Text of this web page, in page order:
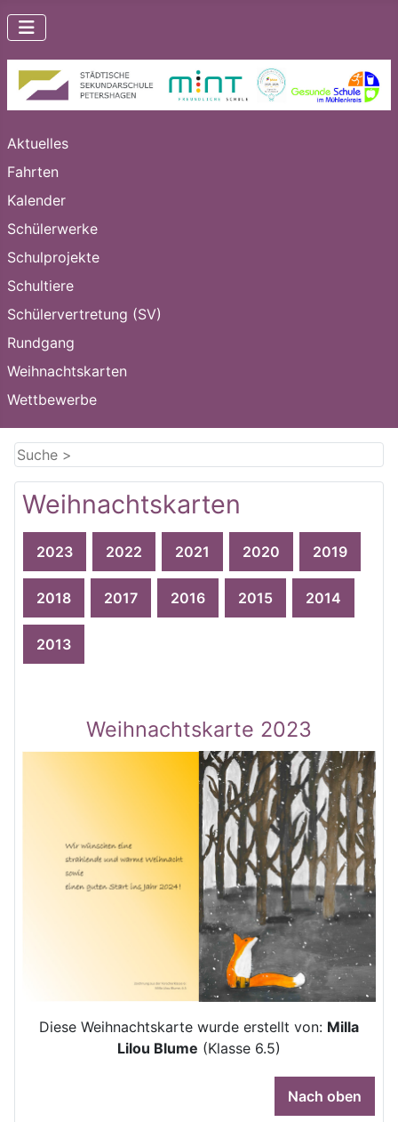
Aktuelles
Fahrten
Kalender
Schülerwerke
Schulprojekte
Schultiere
Schülervertretung (SV)
Rundgang
Weihnachtskarten
Wettbewerbe
Weihnachtskarten
2023 2022 2021 2020 2019
2018 2017 2016 2015 2014
2013
Weihnachtskarte 2023
Diese Weihnachtskarte wurde erstellt von: Milla
Lilou Blume (Klasse 6.5)
Nach oben